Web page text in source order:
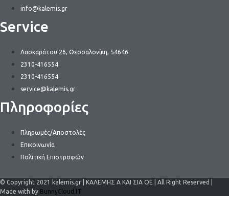
info@kalemis.gr
Service
Λασκαράτου 26, Θεσσαλονίκη, 54646
2310-416554
2310-416554
service@kalemis.gr
Πληροφορίες
Πληρωμές/Αποστολές
Επικοινωνία
Πολιτική Επιστροφών
© Copyright 2021 kalemis.gr | ΚΑΛΕΜΗΣ Α ΚΑΙ ΣΙΑ ΟΕ | All Right Reserved |
Made with by BunnyCloud.IT